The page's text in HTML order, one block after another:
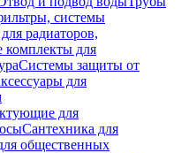
системы
радиаторов,
для
Системы защиты от
для
для
Сантехника для
общественных